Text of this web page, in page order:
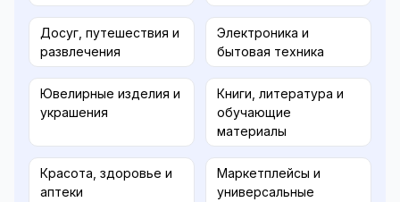
Досуг, путешествия и
развлечения
Электроника и
бытовая техника
Ювелирные изделия и
украшения
Книги, литература и
обучающие
материалы
Красота, здоровье и
аптеки
Маркетплейсы и
универсальные